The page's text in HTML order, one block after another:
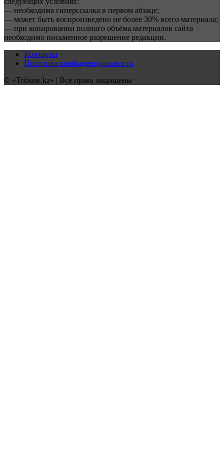
— необходима гиперссылка в первом абзаце;
— может быть воспроизведено не более 30% всего материала;
— при копировании полного объёма материалов сайта
необходимо письменное разрешение редакции.
Контакты
Политика конфиденциальности
© «Tribune.kz» | Все права защищены